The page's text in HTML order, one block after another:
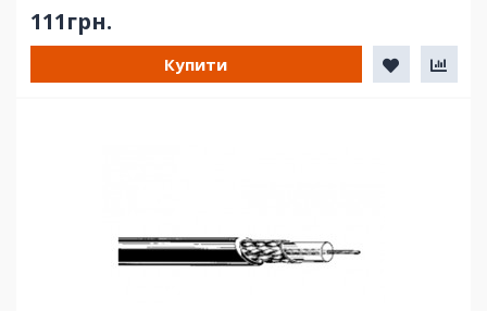
111грн.
Купити